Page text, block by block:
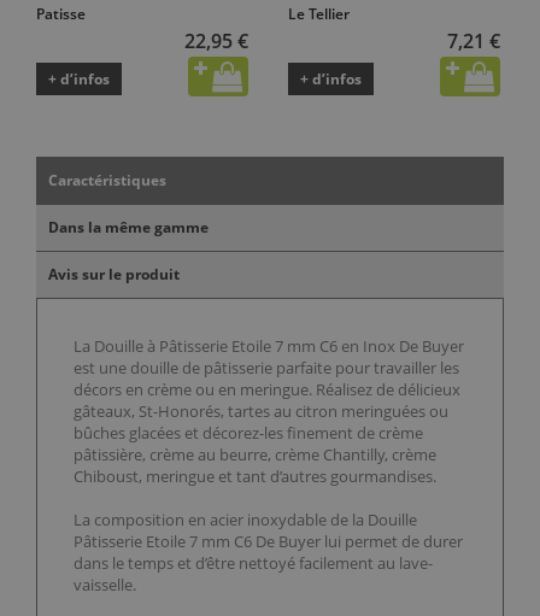
Patisse
22,95 €
+ d’infos
Le Tellier
7,21 €
+ d’infos
Caractéristiques
Dans la même gamme
Avis sur le produit
La Douille à Pâtisserie Etoile 7 mm C6 en Inox De Buyer
est une douille de pâtisserie parfaite pour travailler les
décors en crème ou en meringue. Réalisez de délicieux
gâteaux, St-Honorés, tartes au citron meringuées ou
bûches glacées et décorez-les finement de crème
pâtissière, crème au beurre, crème Chantilly, crème
Chiboust, meringue et tant d’autres gourmandises.
La composition en acier inoxydable de la Douille
Pâtisserie Etoile 7 mm C6 De Buyer lui permet de durer
dans le temps et d’être nettoyé facilement au lave-
vaisselle.